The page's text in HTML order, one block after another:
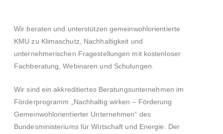
Wir beraten und unterstützen gemeinwohlorientierte
KMU zu Klimaschutz, Nachhaltigkeit und
unternehmerischen Fragestellungen mit kostenloser
Fachberatung, Webinaren und Schulungen.
Wir sind ein akkreditiertes Beratungsunternehmen im
Förderprogramm „Nachhaltig wirken – Förderung
Gemeinwohlorientierter Unternehmen“ des
Bundesministeriums für Wirtschaft und Energie. Der